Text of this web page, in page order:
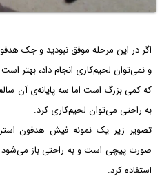
اگر در این مرحله موفق نبودید و جک
و نمی‌توان لحیم‌کاری انجام داد، بهتر
که کمی بزرگ است اما سه پایانه‌ی آن
به راحتی می‌توان لحیم‌کاری کرد.
تصویر زیر یک نمونه فیش هدفون
صورت پیچی است و به راحتی باز
استفاده کرد.